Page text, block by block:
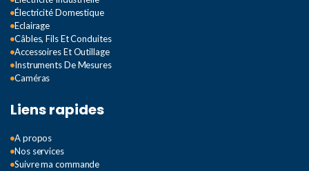
Électricité Domestique
Eclairage
Câbles, Fils Et Conduites
Accessoires Et Outillage
Instruments De Mesures
Caméras
Liens rapides
A propos
Nos services
Suivre ma commande